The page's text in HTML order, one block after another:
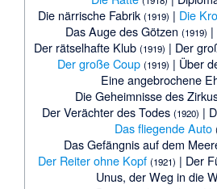
Die närrische Fabrik (1919) | Die
Das Auge des Götzen (1919) |
Der rätselhafte Klub (1919) | Der
Der große Coup (1919) | Über
Eine angebrochene
Die Geheimnisse des
Der Verächter des Todes (1920) |
Das fliegende Auto
Das Gefängnis auf dem
Der Reiter ohne Kopf (1921) | Der
Unus, der Weg in die